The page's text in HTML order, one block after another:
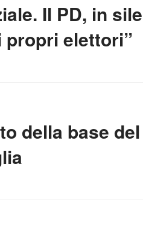
Il PD, in
propri elettori”
della base